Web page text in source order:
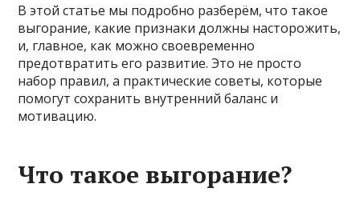
В этой статье мы подробно разберём, что такое
выгорание, какие признаки должны насторожить,
и, главное, как можно своевременно
предотвратить его развитие. Это не просто
набор правил, а практические советы, которые
помогут сохранить внутренний баланс и
мотивацию.
Что такое выгорание?